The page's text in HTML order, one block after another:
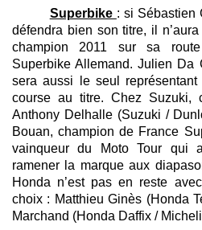
Superbike : si Sébastien
défendra bien son titre, il
champion 2011 sur sa
Superbike Allemand. Julien Da
sera aussi le seul
course au titre. Chez Suzuki,
Anthony Delhalle (Suzuki /
Bouan, champion de France
vainqueur du Moto Tour qui
ramener la marque aux
Honda n’est pas en reste
choix : Matthieu Ginès (Honda
Marchand (Honda Daffix /